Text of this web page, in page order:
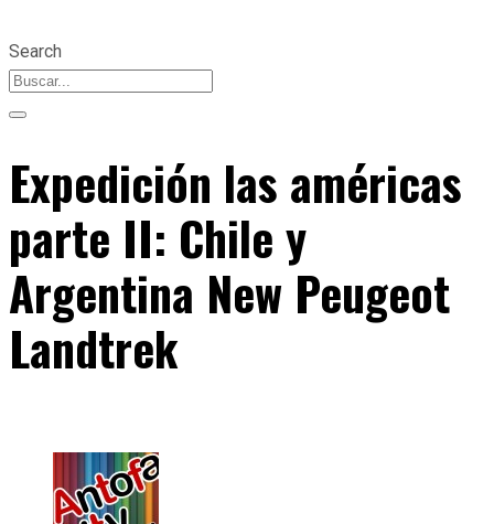
Search
Expedición las américas
parte II: Chile y
Argentina New Peugeot
Landtrek